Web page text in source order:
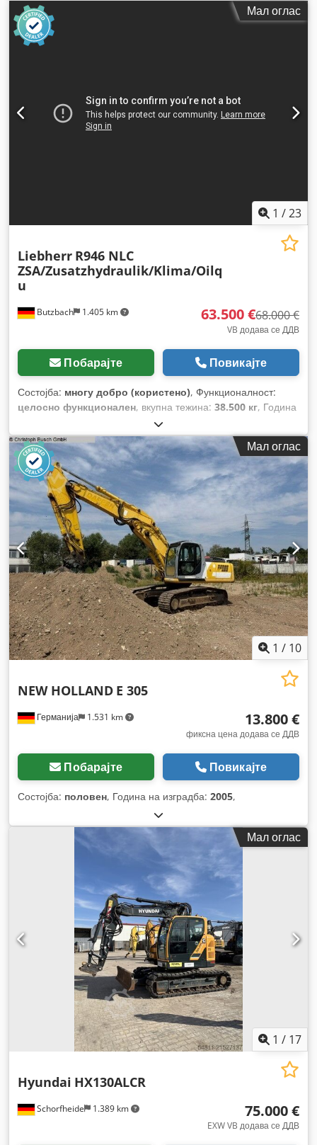
на изградба:
, Опрема:
кабина,
Мал оглас
1 /23
Butzbach 1.405 km
Liebherr R946 NLC
ZSA/Zusatzhydraulik/Klima/Oilq
u
63.500 €68.000 €
VB додава се ДДВ
Побарајте Повикајте
Состојба: многу добро (користено), Функционалност:
целосно функционален, вкупна тежина: 38.500 кг, Година
, работни часови:
брзо-заменлив уред,
Мал оглас
1 / 10
Германија 1.531 km
NEW HOLLAND E 305
13.800 €
фиксна цена додава се ДДВ
Побарајте Повикајте
Состојба: половен, Година на изградба: 2005,
Мал оглас
1 / 17
Schorfheide 1.389 km
Hyundai HX130ALCR
75.000 €
EXW VB додава се ДДВ